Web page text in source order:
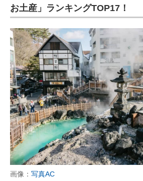
お土産」ランキングTOP17！
画像： 写真AC